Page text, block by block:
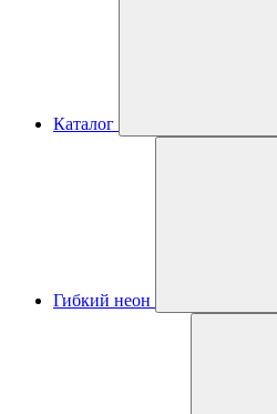
Каталог
Гибкий неон